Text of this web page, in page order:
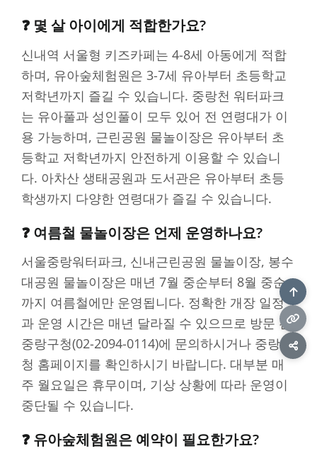
❓ 몇 살 아이에게 적합한가요?
신내역 서울형 키즈카페는 4-8세 아동에게 적합
하며, 유아숲체험원은 3-7세 유아부터 초등학교
저학년까지 즐길 수 있습니다. 중랑천 워터파크
는 유아풀과 성인풀이 모두 있어 전 연령대가 이
용 가능하며, 근린공원 물놀이장은 유아부터 초
등학교 저학년까지 안전하게 이용할 수 있습니
다. 아차산 생태공원과 도서관은 유아부터 초등
학생까지 다양한 연령대가 즐길 수 있습니다.
❓ 여름철 물놀이장은 언제 운영하나요?
서울중랑워터파크, 신내근린공원 물놀이장, 봉수
대공원 물놀이장은 매년 7월 중순부터 8월 중순
까지 여름철에만 운영됩니다. 정확한 개장 일정
과 운영 시간은 매년 달라질 수 있으므로 방문 전
중랑구청(02-2094-0114)에 문의하시거나 중랑구
청 홈페이지를 확인하시기 바랍니다. 대부분 매
주 월요일은 휴무이며, 기상 상황에 따라 운영이
중단될 수 있습니다.
❓ 유아숲체험원은 예약이 필요한가요?